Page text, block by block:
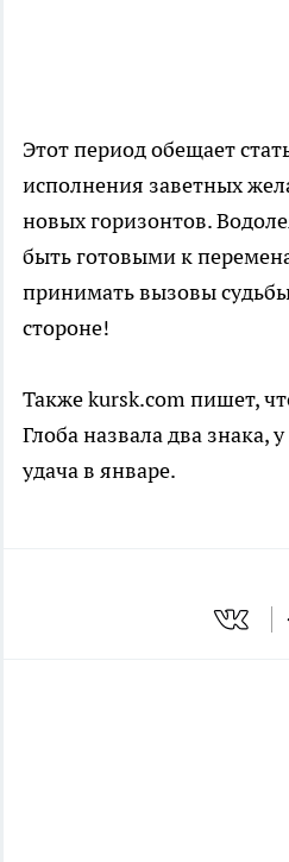
Этот период обещает
исполнения заветных
новых горизонтов.
быть готовыми к
принимать вызовы
стороне!
Также kursk.com пишет,
Глоба назвала два знака,
удача в январе.